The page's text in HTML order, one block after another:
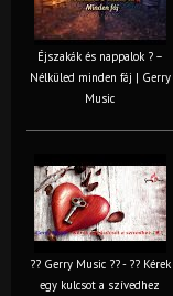
Éjszakák és nappalok ? –
Nélküled minden fáj | Gerry
Music
?? Gerry Music ?? - ?? Kérek
egy kulcsot a szívedhez